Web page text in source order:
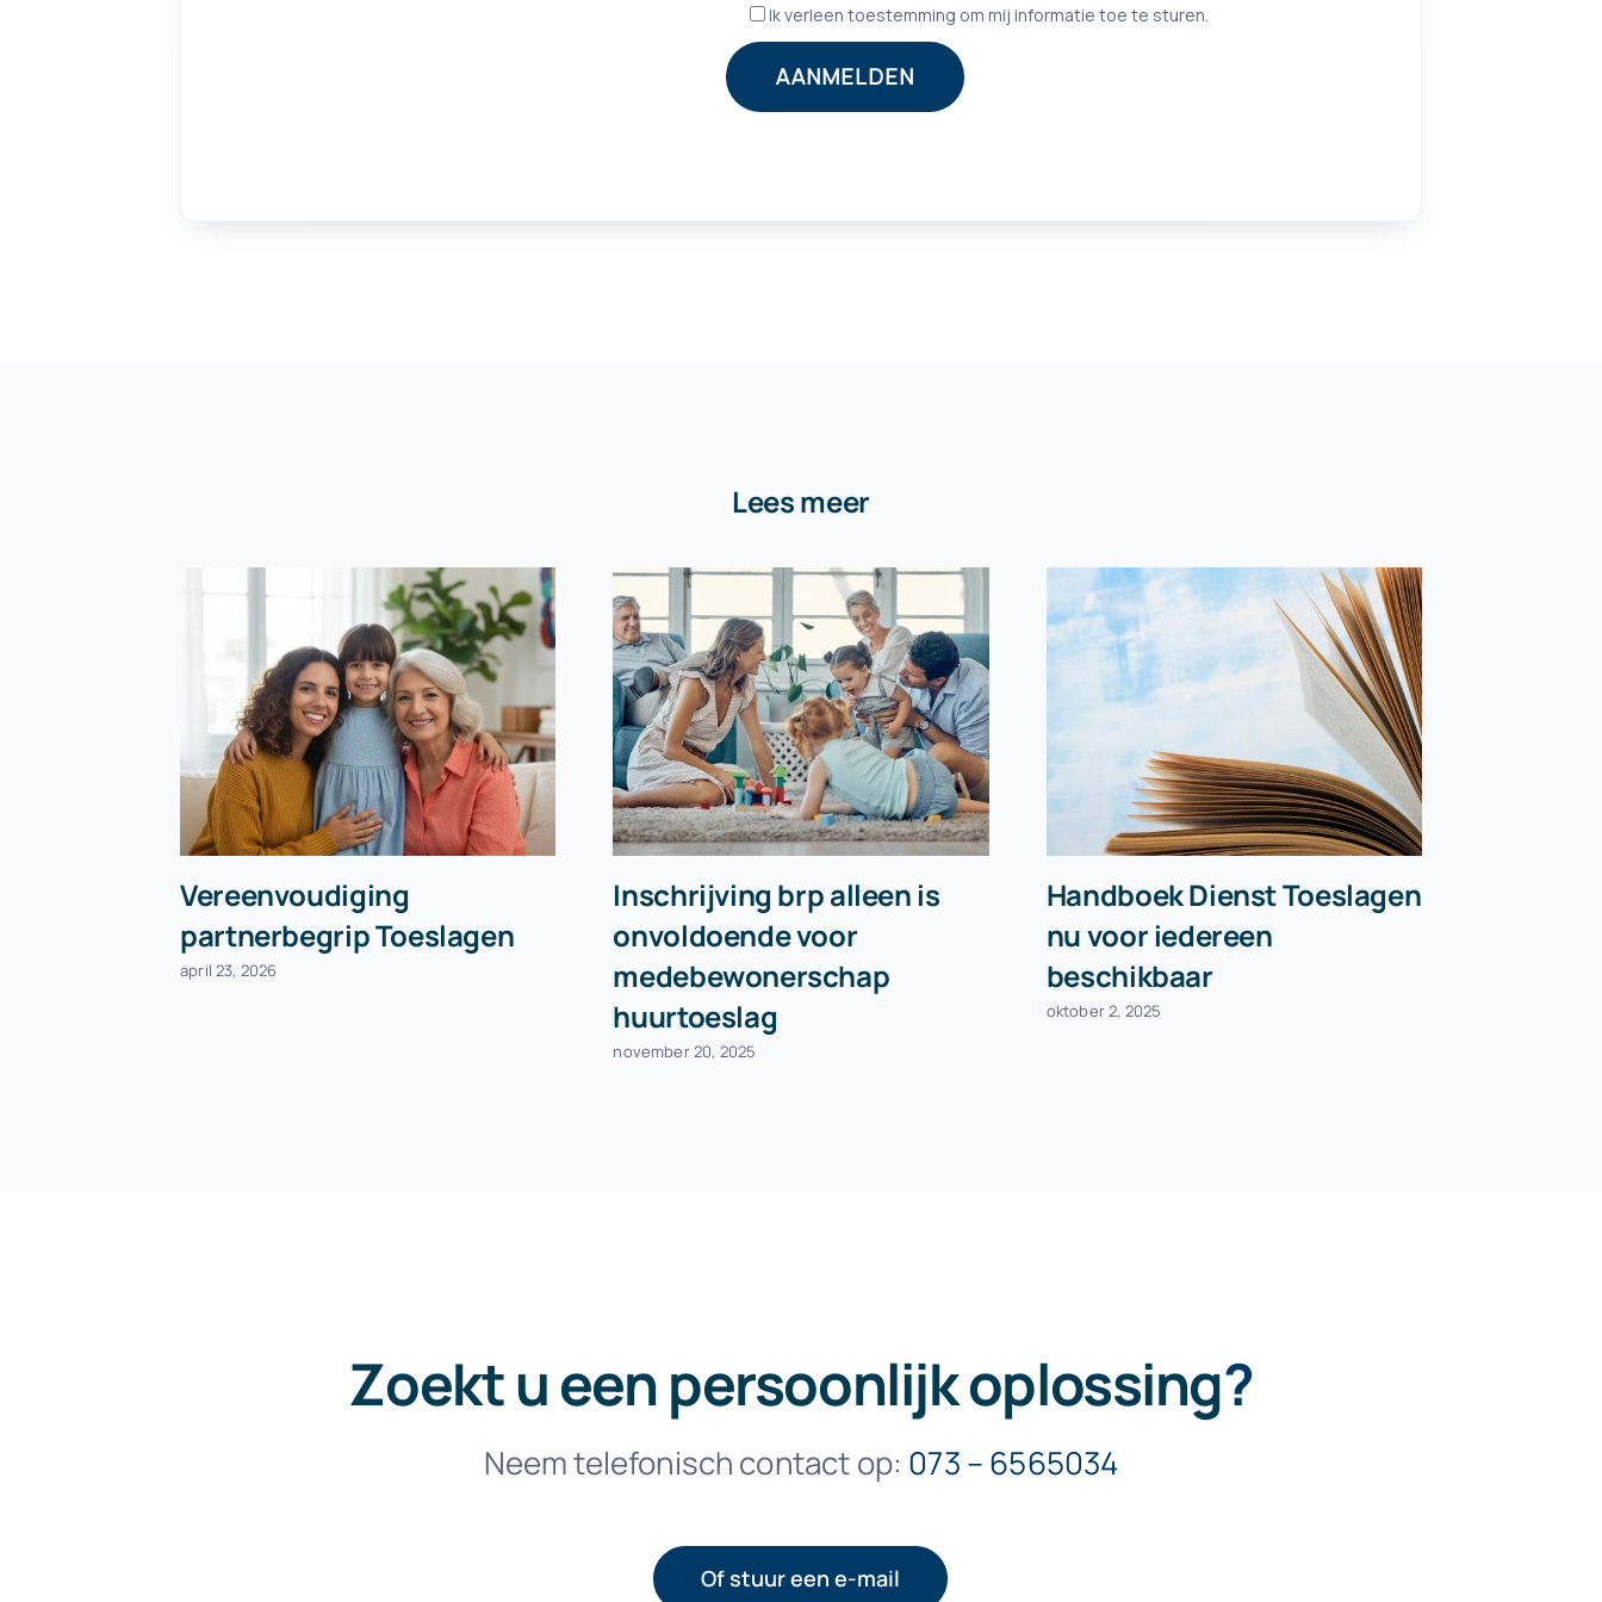
Lees meer
Vereenvoudiging
partnerbegrip Toeslagen
april 23, 2026
Inschrijving brp alleen is
onvoldoende voor
medebewonerschap
huurtoeslag
november 20, 2025
Handboek Dienst Toeslagen
nu voor iedereen
beschikbaar
oktober 2, 2025
Zoekt u een persoonlijk oplossing?
Neem telefonisch contact op: 073 – 6565034
Of stuur een e-mail